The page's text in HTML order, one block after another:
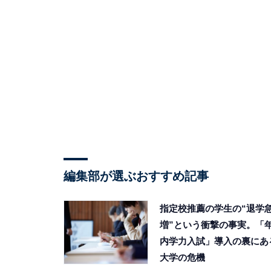
編集部が選ぶおすすめ記事
指定校推薦の学生の“退学
増”という衝撃の事実。「
内学力入試」導入の裏にあ
大学の危機